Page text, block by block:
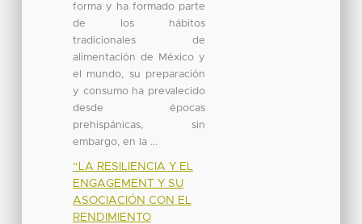
forma y ha formado parte
de los hábitos
tradicionales de
alimentación de México y
el mundo, su preparación
y consumo ha prevalecido
desde épocas
prehispánicas, sin
embargo, en la ...
“LA RESILIENCIA Y EL
ENGAGEMENT Y SU
ASOCIACIÓN CON EL
RENDIMIENTO